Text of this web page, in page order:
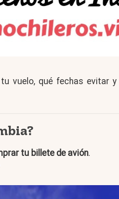
vuelo, qué fechas evitar
tu billete de avión.